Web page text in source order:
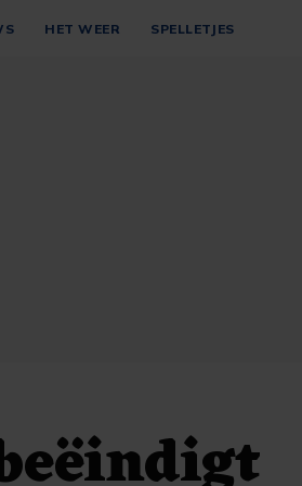
HET WEER SPELLETJES